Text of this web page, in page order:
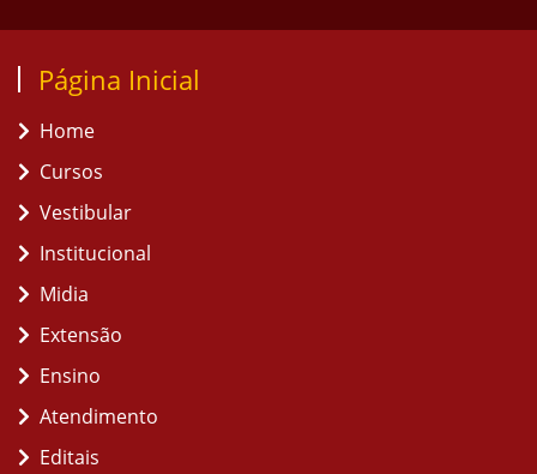
Página Inicial
Home
Cursos
Vestibular
Institucional
Midia
Extensão
Ensino
Atendimento
Editais